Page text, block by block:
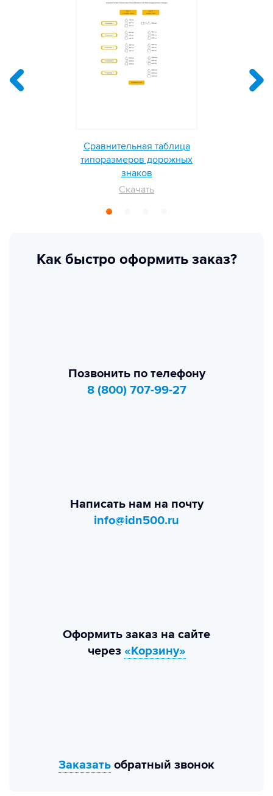
Сравнительная таблица
типоразмеров дорожных
знаков
Скачать
Как быстро оформить заказ?
Позвонить по телефону
8 (800) 707-99-27
Написать нам на почту
info@idn500.ru
Оформить заказ на сайте
через «Корзину»
Заказать обратный звонок